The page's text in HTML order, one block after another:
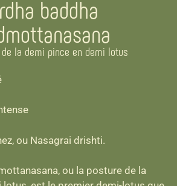
baddha
la demi pince en demi lotus
ou Nasagrai drishti.
ou la posture de la